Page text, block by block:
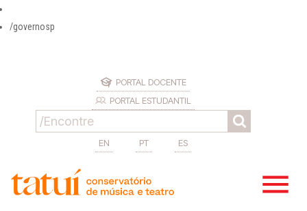
/governosp
PORTAL DOCENTE
PORTAL ESTUDANTIL
EN PT ES